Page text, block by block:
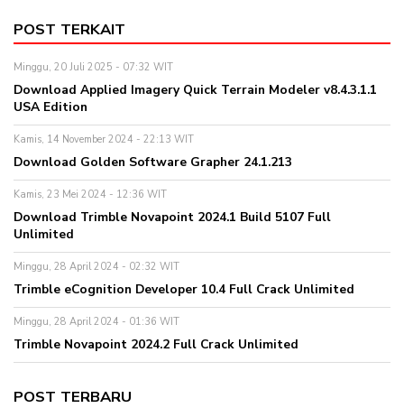
POST TERKAIT
Minggu, 20 Juli 2025 - 07:32 WIT
Download Applied Imagery Quick Terrain Modeler v8.4.3.1.1
USA Edition
Kamis, 14 November 2024 - 22:13 WIT
Download Golden Software Grapher 24.1.213
Kamis, 23 Mei 2024 - 12:36 WIT
Download Trimble Novapoint 2024.1 Build 5107 Full
Unlimited
Minggu, 28 April 2024 - 02:32 WIT
Trimble eCognition Developer 10.4 Full Crack Unlimited
Minggu, 28 April 2024 - 01:36 WIT
Trimble Novapoint 2024.2 Full Crack Unlimited
POST TERBARU